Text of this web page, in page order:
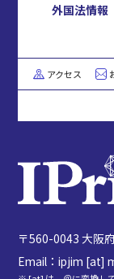
外国法情報
アクセス
〒560-0043 大阪
Email：ipjim [at]